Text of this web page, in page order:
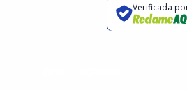
Verificada